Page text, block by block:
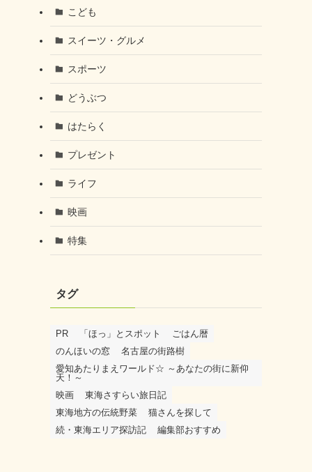
こども
スイーツ・グルメ
スポーツ
どうぶつ
はたらく
プレゼント
ライフ
映画
特集
タグ
PR 「ほっ」とスポット
ごはん暦
のんほいの窓
名古屋の街路樹
愛知あたりまえワールド☆ ～あなたの街に新仰
天！～
映画
東海さすらい旅日記
東海地方の伝統野菜
猫さんを探して
続・東海エリア探訪記
編集部おすすめ